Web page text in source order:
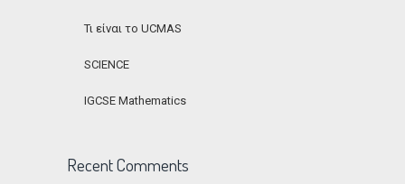
Τι είναι το UCMAS
SCIENCE
IGCSE Mathematics
Recent Comments